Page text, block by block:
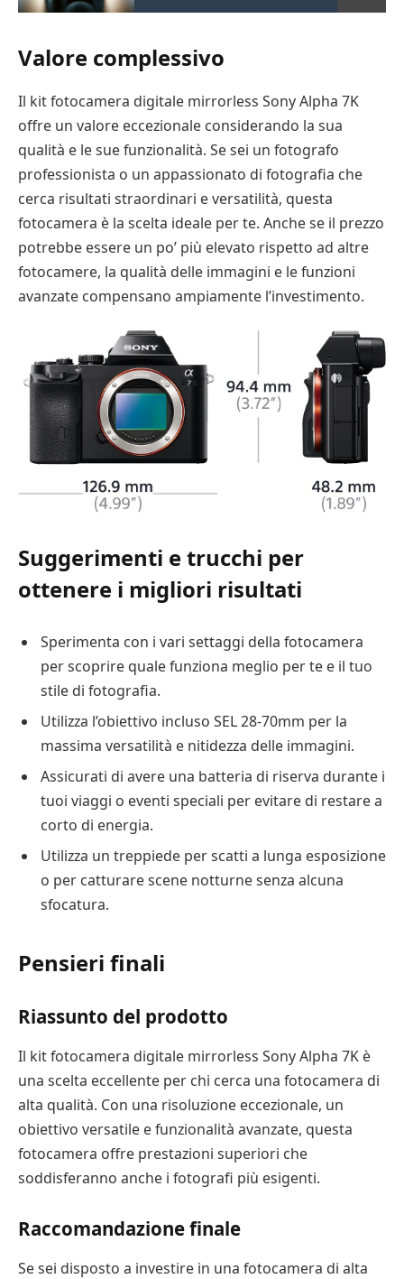
Valore complessivo
Il kit fotocamera digitale mirrorless Sony Alpha 7K
offre un valore eccezionale considerando la sua
qualità e le sue funzionalità. Se sei un fotografo
professionista o un appassionato di fotografia che
cerca risultati straordinari e versatilità, questa
fotocamera è la scelta ideale per te. Anche se il prezzo
potrebbe essere un po’ più elevato rispetto ad altre
fotocamere, la qualità delle immagini e le funzioni
avanzate compensano ampiamente l’investimento.
Suggerimenti e trucchi per
ottenere i migliori risultati
Sperimenta con i vari settaggi della fotocamera
per scoprire quale funziona meglio per te e il tuo
stile di fotografia.
Utilizza l’obiettivo incluso SEL 28-70mm per la
massima versatilità e nitidezza delle immagini.
Assicurati di avere una batteria di riserva durante i
tuoi viaggi o eventi speciali per evitare di restare a
corto di energia.
Utilizza un treppiede per scatti a lunga esposizione
o per catturare scene notturne senza alcuna
sfocatura.
Pensieri finali
Riassunto del prodotto
Il kit fotocamera digitale mirrorless Sony Alpha 7K è
una scelta eccellente per chi cerca una fotocamera di
alta qualità. Con una risoluzione eccezionale, un
obiettivo versatile e funzionalità avanzate, questa
fotocamera offre prestazioni superiori che
soddisferanno anche i fotografi più esigenti.
Raccomandazione finale
Se sei disposto a investire in una fotocamera di alta